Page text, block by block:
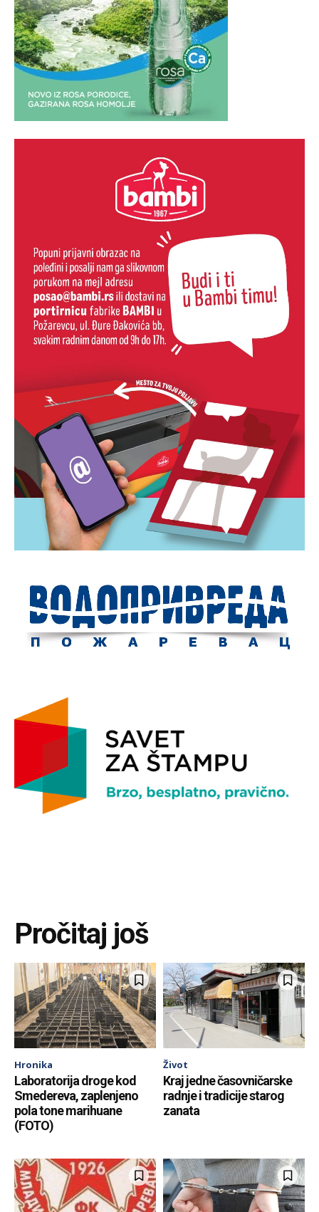
Pročitaj još
Hronika
Laboratorija droge kod
Smedereva, zaplenjeno
pola tone marihuane
(FOTO)
Život
Kraj jedne časovničarske
radnje i tradicije starog
zanata